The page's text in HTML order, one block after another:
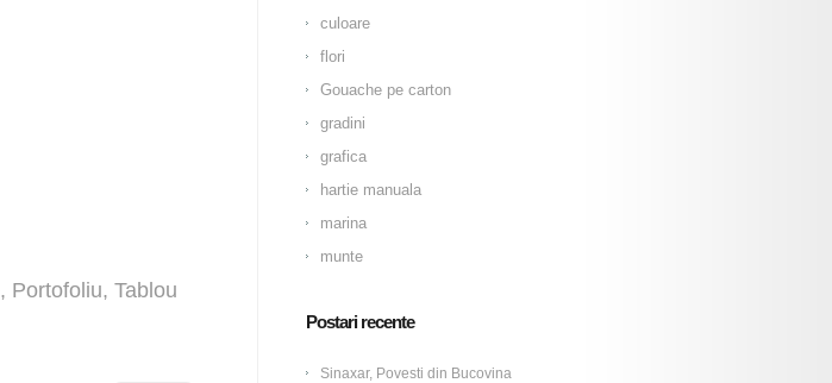
, Portofoliu, Tablou
culoare
flori
Gouache pe carton
gradini
grafica
hartie manuala
marina
munte
Postari recente
Sinaxar, Povesti din Bucovina